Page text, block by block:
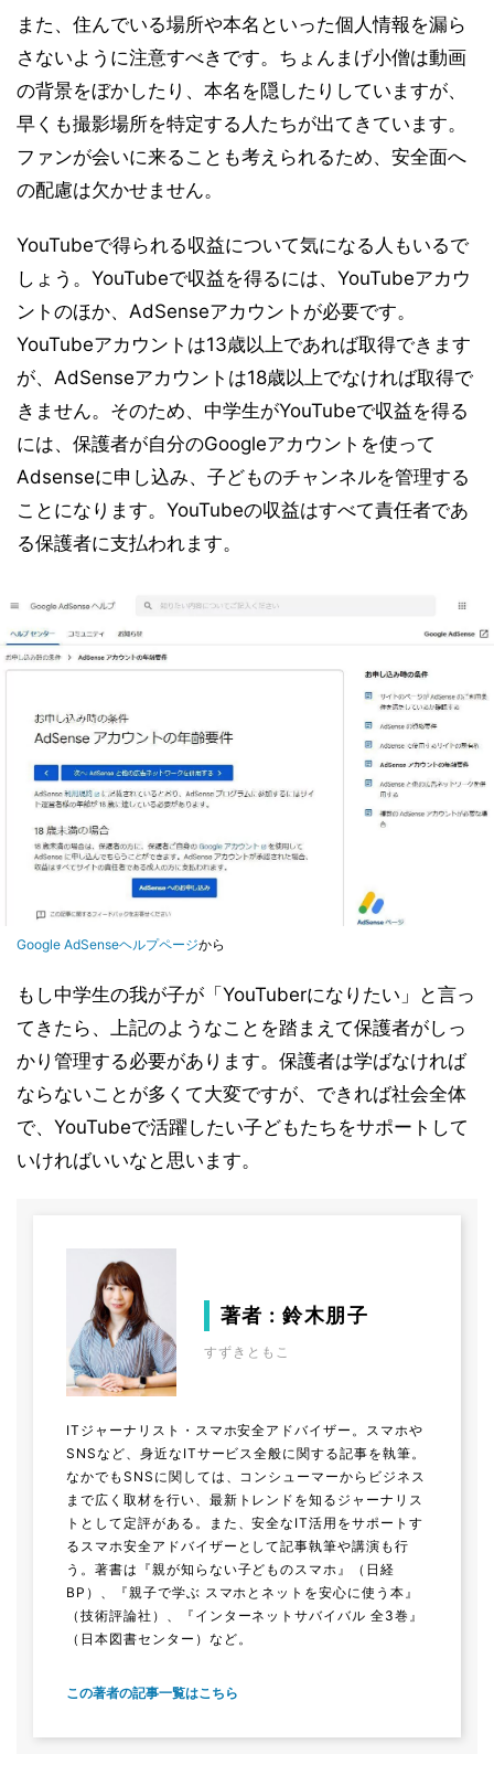
また、住んでいる場所や本名といった個人情報を漏ら
さないように注意すべきです。ちょんまげ小僧は動画
の背景をぼかしたり、本名を隠したりしていますが、
早くも撮影場所を特定する人たちが出てきています。
ファンが会いに来ることも考えられるため、安全面へ
の配慮は欠かせません。
YouTubeで得られる収益について気になる人もいるで
しょう。YouTubeで収益を得るには、YouTubeアカウ
ントのほか、AdSenseアカウントが必要です。
YouTubeアカウントは13歳以上であれば取得できます
が、AdSenseアカウントは18歳以上でなければ取得で
きません。そのため、中学生がYouTubeで収益を得る
には、保護者が自分のGoogleアカウントを使って
Adsenseに申し込み、子どものチャンネルを管理する
ことになります。YouTubeの収益はすべて責任者であ
る保護者に支払われます。
Google AdSenseヘルプページから
もし中学生の我が子が「YouTuberになりたい」と言っ
てきたら、上記のようなことを踏まえて保護者がしっ
かり管理する必要があります。保護者は学ばなければ
ならないことが多くて大変ですが、できれば社会全体
で、YouTubeで活躍したい子どもたちをサポートして
いければいいなと思います。
著者 : 鈴木朋子
すずきともこ
ITジャーナリスト・スマホ安全アドバイザー。スマホや
SNSなど、身近なITサービス全般に関する記事を執筆。
なかでもSNSに関しては、コンシューマーからビジネス
まで広く取材を行い、最新トレンドを知るジャーナリス
トとして定評がある。また、安全なIT活用をサポートす
るスマホ安全アドバイザーとして記事執筆や講演も行
う。著書は『親が知らない子どものスマホ』（日経
BP）、『親子で学ぶ スマホとネットを安心に使う本』
（技術評論社）、『インターネットサバイバル 全3巻』
（日本図書センター）など。
この著者の記事一覧はこちら